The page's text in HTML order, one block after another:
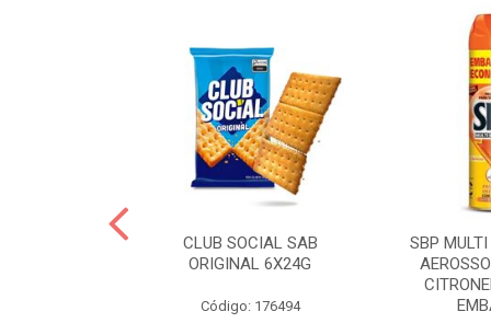
CLUB SOCIAL SAB
ORIGINAL 6X24G
Código: 176494
SBP